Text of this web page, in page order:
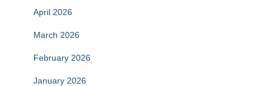
April 2026
March 2026
February 2026
January 2026